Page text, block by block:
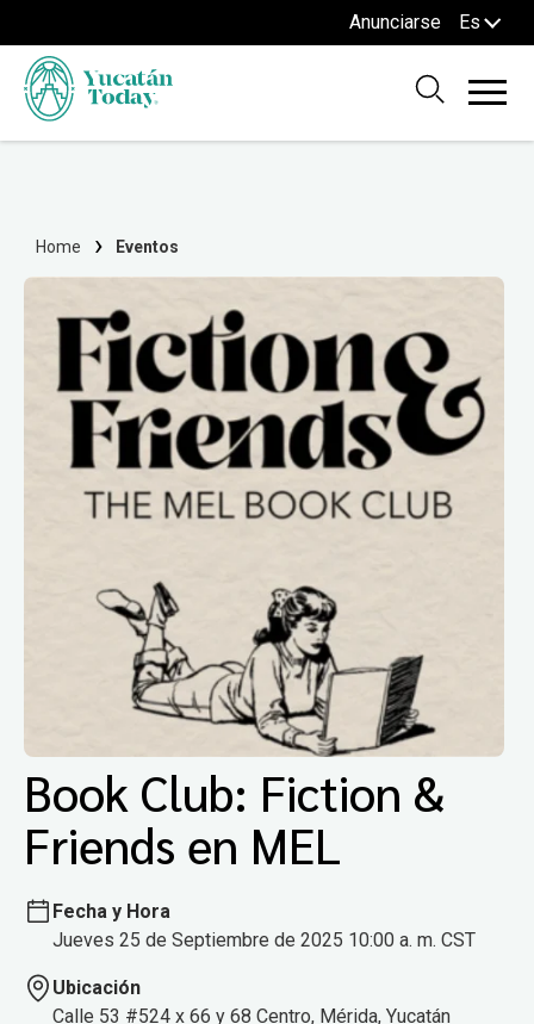
Anunciarse Es
Home Eventos
Book Club: Fiction &
Friends en MEL
Fecha y Hora
Jueves 25 de Septiembre de 2025 10:00 a. m. CST
Ubicación
Calle 53 #524 x 66 y 68 Centro, Mérida, Yucatán